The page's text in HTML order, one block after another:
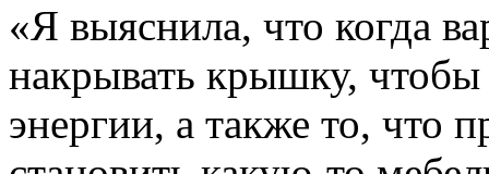
«Я выяснила, что когда
накрывать крышку, чтобы
энергии, а также то, что